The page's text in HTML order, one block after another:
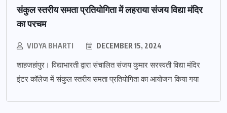
संकुल स्तरीय समता प्रतियोगिता में लहराया संजय विद्या मंदिर
का परचम
VIDYA BHARTI DECEMBER 15, 2024
शाहजहांपुर। विद्याभारती द्वारा संचालित संजय कुमार सरस्वती विद्या मंदिर
इंटर कॉलेज में संकुल स्तरीय समता प्रतियोगिता का आयोजन किया गया